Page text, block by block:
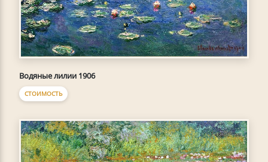
Водяные лилии 1906
СТОИМОСТЬ